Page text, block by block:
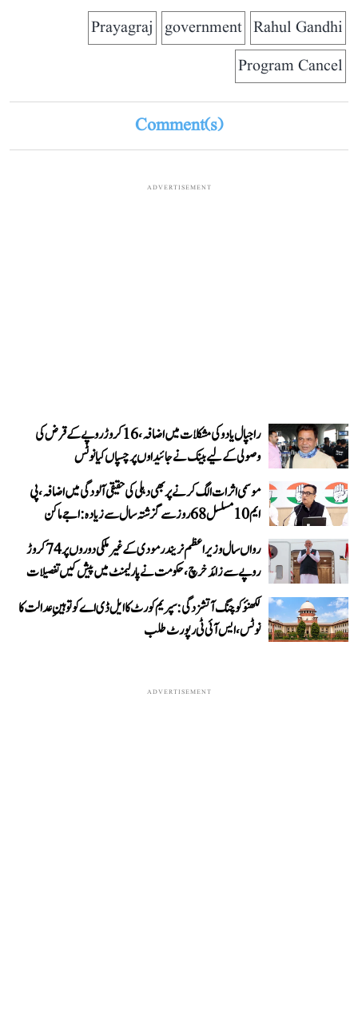
Rahul Gandhi
government
Prayagraj
Program Cancel
Comment(s)
ADVERTISEMENT
راجپال یادو کی مشکلات میں اضافہ، 16 کروڑ روپے کے قرض کی
وصولی کے لیے بینک نے جائیداوں پر چسپاں کیا نوٹس
موسمی اثرات الگ کرنے پر بھی دہلی کی حقیقی آلودگی میں اضافہ، پی
ایم 10 مسلسل 68 روز سے گزشتہ سال سے زیادہ: اجے ماکن
رواں سال وزیر اعظم نریندر مودی کے غیر ملکی دوروں پر 74 کروڑ
روپے سے زائد خرچ، حکومت نے پارلیمنٹ میں پیش کیں تفصیلات
لکھنؤ کوچنگ آتشزدگی: سپریم کورٹ کا ایل ڈی اے کو توہینِ عدالت کا
نوٹس، ایس آئی ٹی رپورٹ طلب
ADVERTISEMENT